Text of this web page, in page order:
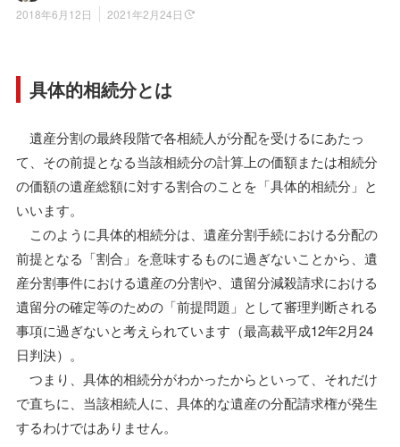
2018年6月12日 2021年2月24日
具体的相続分とは
遺産分割の最終段階で各相続人が分配を受けるにあたっ
て、その前提となる当該相続分の計算上の価額または相続分
の価額の遺産総額に対する割合のことを「具体的相続分」と
いいます。
このように具体的相続分は、遺産分割手続における分配の
前提となる「割合」を意味するものに過ぎないことから、遺
産分割事件における遺産の分割や、遺留分減殺請求における
遺留分の確定等のための「前提問題」として審理判断される
事項に過ぎないと考えられています（最高裁平成12年2月24
日判決）。
つまり、具体的相続分がわかったからといって、それだけ
で直ちに、当該相続人に、具体的な遺産の分配請求権が発生
するわけではありません。